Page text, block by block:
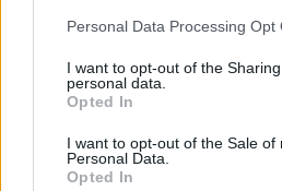
Please note that this website/app
not limited to your visit or usage
grant or deny consent to Google
use your data for below specified
consent section.
Personal Data Processing Opt
I want to opt-out of the
personal data.
Opted In
I want to opt-out of the Sale of
Personal Data.
Opted In